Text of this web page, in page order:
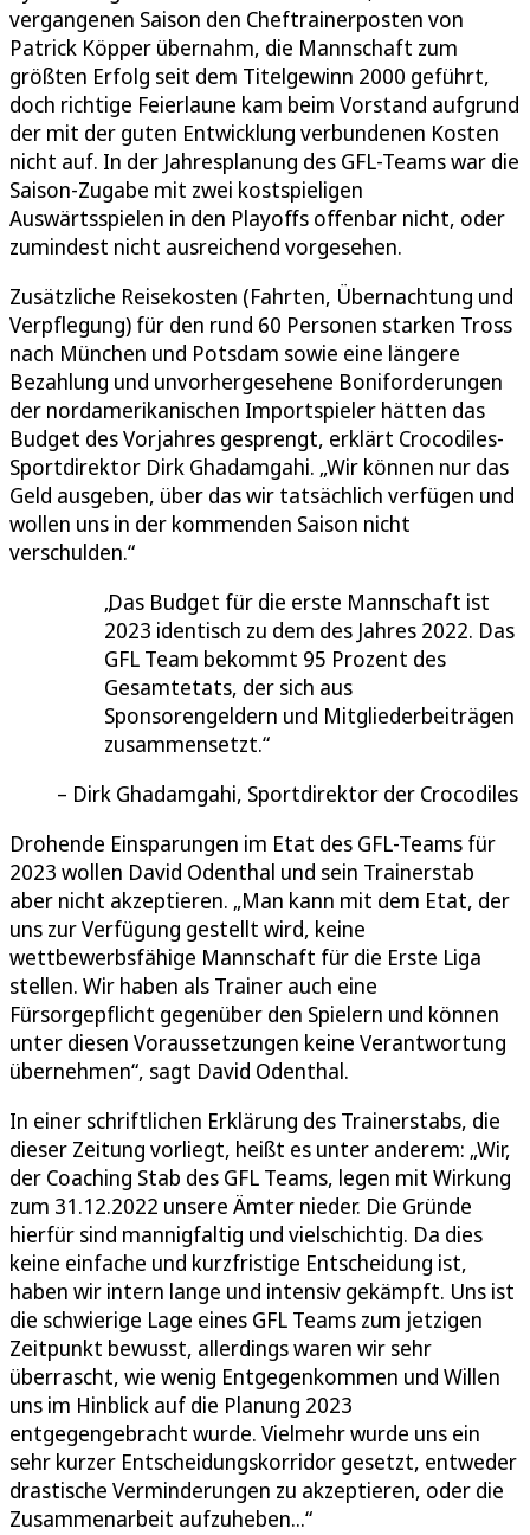
vergangenen Saison den Cheftrainerposten von
Patrick Köpper übernahm, die Mannschaft zum
größten Erfolg seit dem Titelgewinn 2000 geführt,
doch richtige Feierlaune kam beim Vorstand aufgrund
der mit der guten Entwicklung verbundenen Kosten
nicht auf. In der Jahresplanung des GFL-Teams war die
Saison-Zugabe mit zwei kostspieligen
Auswärtsspielen in den Playoffs offenbar nicht, oder
zumindest nicht ausreichend vorgesehen.
Zusätzliche Reisekosten (Fahrten, Übernachtung und
Verpflegung) für den rund 60 Personen starken Tross
nach München und Potsdam sowie eine längere
Bezahlung und unvorhergesehene Boniforderungen
der nordamerikanischen Importspieler hätten das
Budget des Vorjahres gesprengt, erklärt Crocodiles-
Sportdirektor Dirk Ghadamgahi. „Wir können nur das
Geld ausgeben, über das wir tatsächlich verfügen und
wollen uns in der kommenden Saison nicht
verschulden.“
Das Budget für die erste Mannschaft ist
2023 identisch zu dem des Jahres 2022. Das
GFL Team bekommt 95 Prozent des
Gesamtetats, der sich aus
Sponsorengeldern und Mitgliederbeiträgen
zusammensetzt.
Dirk Ghadamgahi, Sportdirektor der Crocodiles
Drohende Einsparungen im Etat des GFL-Teams für
2023 wollen David Odenthal und sein Trainerstab
aber nicht akzeptieren. „Man kann mit dem Etat, der
uns zur Verfügung gestellt wird, keine
wettbewerbsfähige Mannschaft für die Erste Liga
stellen. Wir haben als Trainer auch eine
Fürsorgepflicht gegenüber den Spielern und können
unter diesen Voraussetzungen keine Verantwortung
übernehmen“, sagt David Odenthal.
In einer schriftlichen Erklärung des Trainerstabs, die
dieser Zeitung vorliegt, heißt es unter anderem: „Wir,
der Coaching Stab des GFL Teams, legen mit Wirkung
zum 31.12.2022 unsere Ämter nieder. Die Gründe
hierfür sind mannigfaltig und vielschichtig. Da dies
keine einfache und kurzfristige Entscheidung ist,
haben wir intern lange und intensiv gekämpft. Uns ist
die schwierige Lage eines GFL Teams zum jetzigen
Zeitpunkt bewusst, allerdings waren wir sehr
überrascht, wie wenig Entgegenkommen und Willen
uns im Hinblick auf die Planung 2023
entgegengebracht wurde. Vielmehr wurde uns ein
sehr kurzer Entscheidungskorridor gesetzt, entweder
drastische Verminderungen zu akzeptieren, oder die
Zusammenarbeit aufzuheben...“